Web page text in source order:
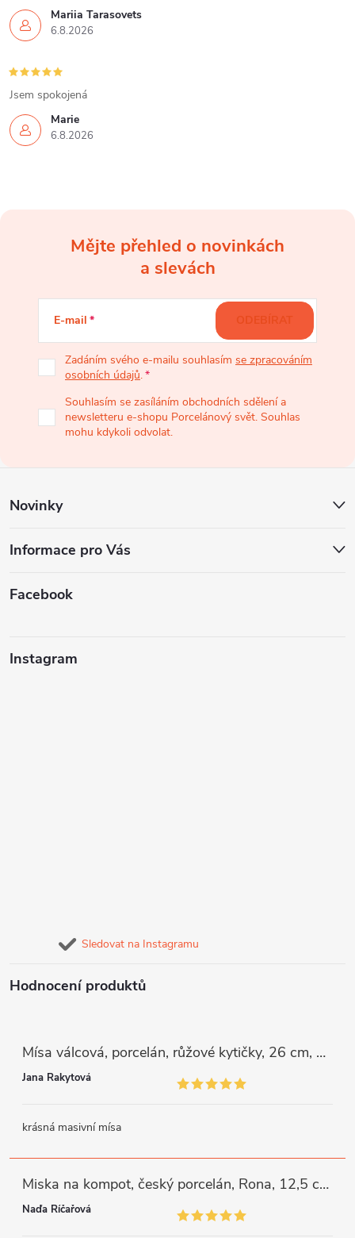
Mariia Tarasovets
6.8.2026
Marie
6.8.2026
Jsem spokojená
í
Mějte přehled o novinkách
a slevách
E-mail
Zadáním svého e-mailu souhlasím se zpracováním
osobních údajů.
Souhlasím se zasíláním obchodních sdělení a
newsletteru e-shopu Porcelánový svět. Souhlas
mohu kdykoli odvolat.
ODEBÍRAT
Novinky
Informace pro Vás
Facebook
Instagram
Sledovat na Instagramu
Hodnocení produktů
Mísa válcová, porcelán, růžové kytičky, 26 cm, G. Benedikt
Jana Rakytová
krásná masivní mísa
Miska na kompot, český porcelán, Rona, 12,5 cm, bílý, G. Benedikt
Naďa Říčařová